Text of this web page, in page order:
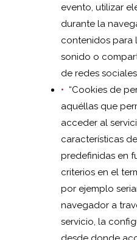
evento, utilizar
durante la
contenidos para
sonido o
de redes
“Cookies de
aquéllas que
acceder al
características
predefinidas en
criterios en el
por ejemplo
navegador a
servicio, la